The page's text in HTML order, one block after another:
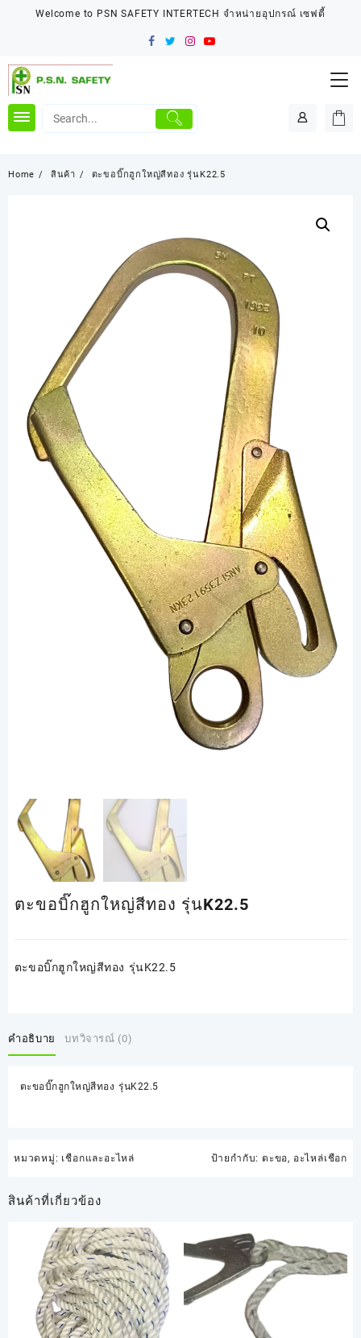
Welcome to PSN SAFETY INTERTECH จำหน่ายอุปกรณ์ เซฟตี้
Home สินค้า ตะขอบิ๊กฮูกใหญ่สีทอง รุ่นK22.5
ตะขอบิ๊กฮูกใหญ่สีทอง รุ่นK22.5
ตะขอบิ๊กฮูกใหญ่สีทอง รุ่นK22.5
คำอธิบาย บทวิจารณ์ (0)
ตะขอบิ๊กฮูกใหญ่สีทอง รุ่นK22.5
หมวดหมู่: เชือกและอะไหล่ ป้ายกำกับ: ตะขอ, อะไหล่เชือก
สินค้าที่เกี่ยวข้อง